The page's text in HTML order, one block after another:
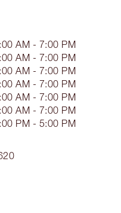
AM - 7:00 PM
AM - 7:00 PM
AM - 7:00 PM
AM - 7:00 PM
AM - 7:00 PM
AM - 7:00 PM
PM - 5:00 PM